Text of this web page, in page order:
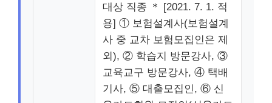
대상 직종 ＊ [2021. 7. 1. 적
용] ① 보험설계사(보험설계
사 중 교차 보험모집인은 제
외), ② 학습지 방문강사, ③
교육교구 방문강사, ④ 택배
기사, ⑤ 대출모집인, ⑥ 신